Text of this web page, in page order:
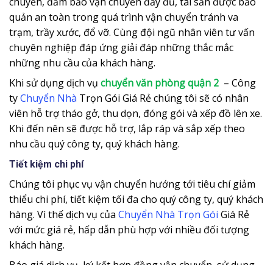
quản an toàn trong quá trình vận chuyển tránh va
trạm, trầy xước, đổ vỡ. Cùng đội ngũ nhân viên tư vấn
chuyên nghiệp đáp ứng giải đáp những thắc mắc
những nhu cầu của khách hàng.
Khi sử dụng dịch vụ chuyển văn phòng quận 2 – Công
tyChuyển Nhà Trọn Gói Giá Rẻ chúng tôi sẽ có nhân
viên hỗ trợ tháo gở, thu dọn, đóng gói và xếp đồ lên xe.
Khi đến nên sẽ được hỗ trợ, lắp ráp và sắp xếp theo
nhu cầu quý công ty, quý khách hàng.
Tiết kiệm chi phí
Chúng tôi phục vụ vận chuyển hướng tới tiêu chí giảm
thiểu chi phí, tiết kiệm tối đa cho quý công ty, quý khách
hàng. Vì thế dịch vụ của Chuyển Nhà Trọn Gói Giá Rẻ
với mức giá rẻ, hấp dẫn phù hợp với nhiều đối tượng
khách hàng.